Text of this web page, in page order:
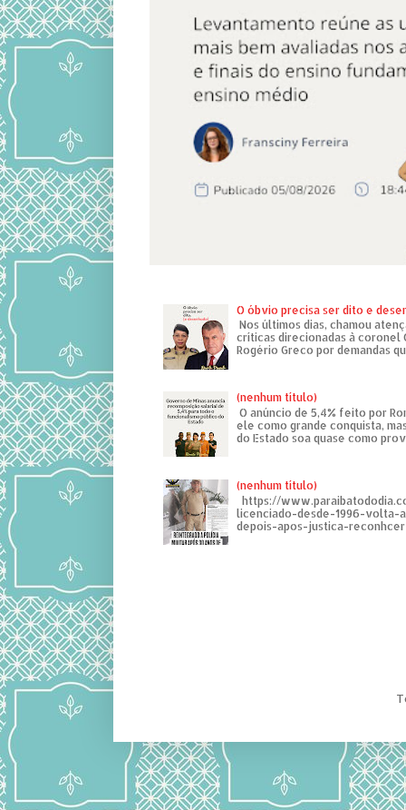
O óbvio precisa ser dito e
Nos últimos dias, chamou
críticas direcionadas à coronel
Rogério Greco por demandas
(nenhum título)
O anúncio de 5,4% feito por
ele como grande conquista,
do Estado soa quase como
(nenhum título)
https://
licenciado-desde-1996-volta-
depois-apos-justica-